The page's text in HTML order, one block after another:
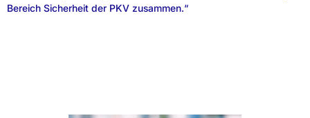
Bereich Sicherheit der PKV zusammen.“